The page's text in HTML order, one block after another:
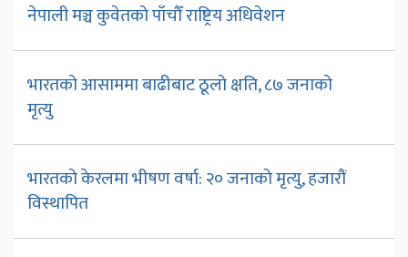
नेपाली मञ्च कुवेतको पाँचौँ राष्ट्रिय अधिवेशन
भारतको आसाममा बाढीबाट ठूलो क्षति, ८७ जनाको
मृत्यु
भारतको केरलमा भीषण वर्षा: २० जनाको मृत्यु, हजारौं
विस्थापित